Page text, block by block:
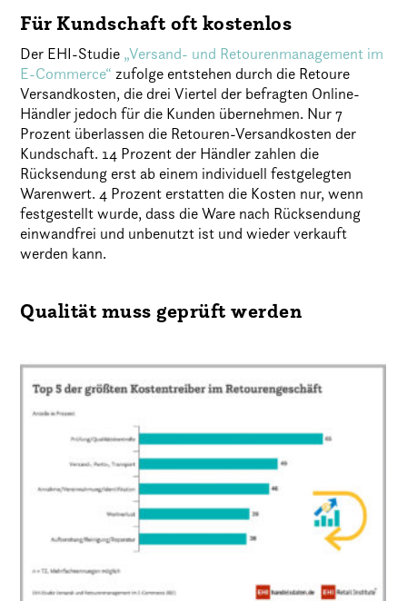
Für Kundschaft oft kostenlos
Der EHI-Studie „Versand- und Retourenmanagement im
E-Commerce“ zufolge entstehen durch die Retoure
Versandkosten, die drei Viertel der befragten Online-
Händler jedoch für die Kunden übernehmen. Nur 7
Prozent überlassen die Retouren-Versandkosten der
Kundschaft. 14 Prozent der Händler zahlen die
Rücksendung erst ab einem individuell festgelegten
Warenwert. 4 Prozent erstatten die Kosten nur, wenn
festgestellt wurde, dass die Ware nach Rücksendung
einwandfrei und unbenutzt ist und wieder verkauft
werden kann.
Qualität muss geprüft werden